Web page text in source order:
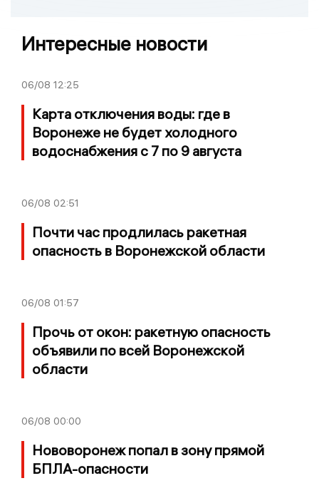
Интересные новости
06/08 12:25
Карта отключения воды: где в
Воронеже не будет холодного
водоснабжения с 7 по 9 августа
06/08 02:51
Почти час продлилась ракетная
опасность в Воронежской области
06/08 01:57
Прочь от окон: ракетную опасность
объявили по всей Воронежской
области
06/08 00:00
Нововоронеж попал в зону прямой
БПЛА-опасности